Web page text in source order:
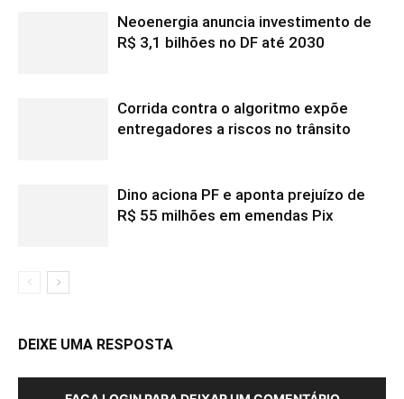
Neoenergia anuncia investimento de
R$ 3,1 bilhões no DF até 2030
Corrida contra o algoritmo expõe
entregadores a riscos no trânsito
Dino aciona PF e aponta prejuízo de
R$ 55 milhões em emendas Pix
DEIXE UMA RESPOSTA